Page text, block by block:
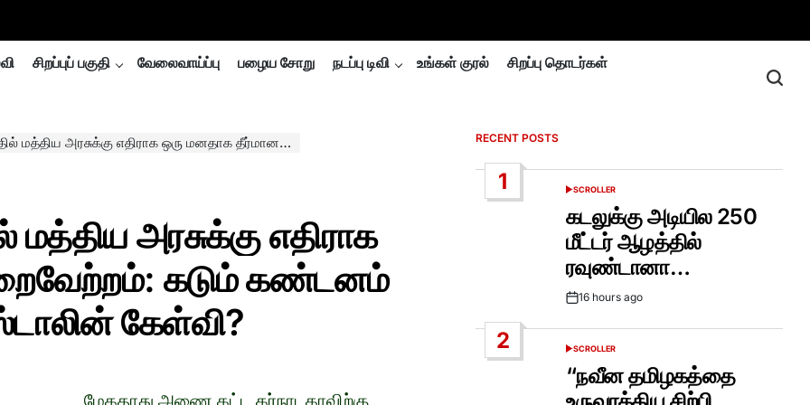
சிறப்புப் பகுதி வேலைவாய்ப்பு பழைய சோறு நடப்பு டிவி உங்கள் குரல் சிறப்பு தொடர்கள்
ஒரு மனதாக தீர்மானம் நிறைவேற்றம்: கடும் கண்டனம் தெரிவிக்காதது ஏன் என ஸ்டாலின் கேள்வி?
மத்திய அரசுக்கு எதிராக
கடும் கண்டனம்
கேள்வி?
மேகதாது அணை கட்ட கர்நாடகாவிற்கு
RECENT POSTS
1
POSTED
SCROLLER
கடலுக்கு அடியில 250
மீட்டர் ஆழத்தில்
ரவுண்டானா…
Post16 hours ago
2
POSTED
SCROLLER
“நவீன தமிழகத்தை